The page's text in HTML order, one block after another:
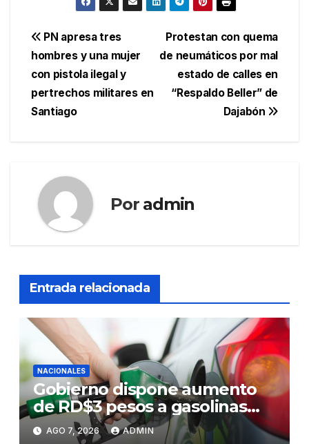
Navegación
de
entradas
Protestan con quema
de neumáticos por mal
estado de calles en
“Respaldo Beller” de
Dajabón
PN apresa tres
hombres y una mujer
con pistola ilegal y
pertrechos militares en
Santiago
Por admin
Entrada relacionada
NACIONALES
Gobierno dispone aumento
de RD$3 pesos a gasolinas
premium y regular
AGO 7, 2026 ADMIN